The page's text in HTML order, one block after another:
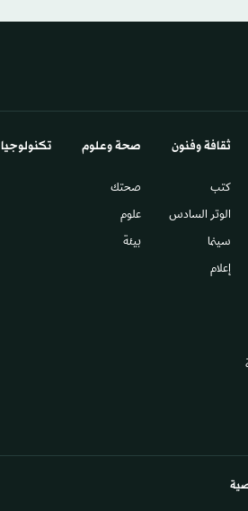
ثقافة وفنون
كتب
الوتر السادس​
سينما
إعلام
صحة وعلوم
صحتك
علوم
بيئة
تكنولوجيا